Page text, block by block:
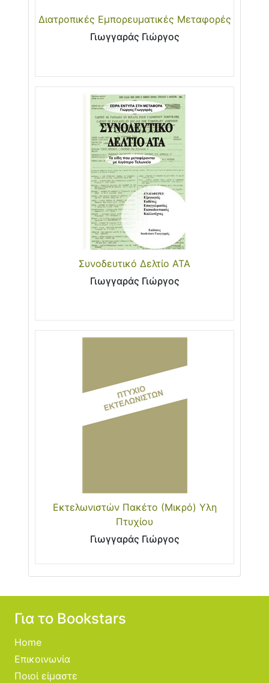
Διατροπικές Εμπορευματικές Μεταφορές
Γιωγγαράς Γιώργος
Συνοδευτικό Δελτίο ΑΤΑ
Γιωγγαράς Γιώργος
Εκτελωνιστών Πακέτο (Μικρό) Υλη
Πτυχίου
Γιωγγαράς Γιώργος
Για το Bookstars
Home
Επικοινωνία
Ποιοί είμαστε